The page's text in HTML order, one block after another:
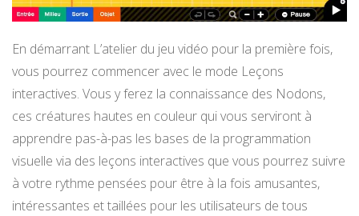
En démarrant L’atelier du jeu vidéo pour la première fois,
vous pourrez commencer avec le mode Leçons
interactives. Vous y ferez la connaissance des Nodons,
ces créatures hautes en couleur qui vous serviront à
apprendre pas-à-pas les bases de la programmation
visuelle via des leçons interactives que vous pourrez suivre
à votre rythme pensées pour être à la fois amusantes,
intéressantes et taillées pour les utilisateurs de tous